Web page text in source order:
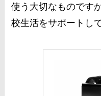
使う大切なものです
校生活をサポートし